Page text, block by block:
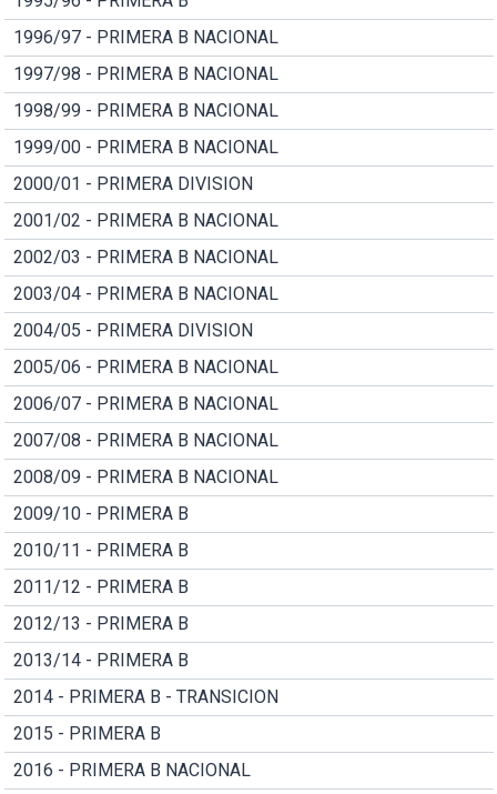
1996/97 - PRIMERA B NACIONAL
1997/98 - PRIMERA B NACIONAL
1998/99 - PRIMERA B NACIONAL
1999/00 - PRIMERA B NACIONAL
2000/01 - PRIMERA DIVISION
2001/02 - PRIMERA B NACIONAL
2002/03 - PRIMERA B NACIONAL
2003/04 - PRIMERA B NACIONAL
2004/05 - PRIMERA DIVISION
2005/06 - PRIMERA B NACIONAL
2006/07 - PRIMERA B NACIONAL
2007/08 - PRIMERA B NACIONAL
2008/09 - PRIMERA B NACIONAL
2009/10 - PRIMERA B
2010/11 - PRIMERA B
2011/12 - PRIMERA B
2012/13 - PRIMERA B
2013/14 - PRIMERA B
2014 - PRIMERA B - TRANSICION
2015 - PRIMERA B
2016 - PRIMERA B NACIONAL